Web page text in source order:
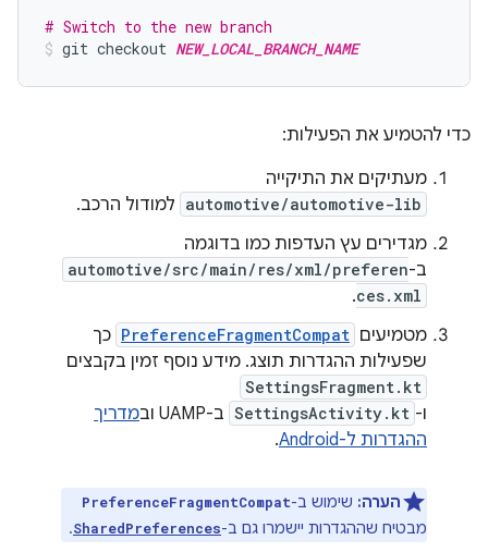
# Switch to the new branch
git checkout NEW_LOCAL_BRANCH_NAME
כדי להטמיע את הפעילות:
מעתיקים את התיקייה
automotive/automotive-lib למודול הרכב.
מגדירים עץ העדפות כמו בדוגמה
ב-automotive/src/main/res/xml/preferen
ces.xml
.
מטמיעים PreferenceFragmentCompat כך
שפעילות ההגדרות תוצג. מידע נוסף זמין בקבצים
SettingsFragment.kt
ו- SettingsActivity.kt ב-UAMP וב
מדריך
ההגדרות ל-Android
.
הערה: שימוש ב-PreferenceFragmentCompat
מבטיח שההגדרות יישמרו גם ב-SharedPreferences
.